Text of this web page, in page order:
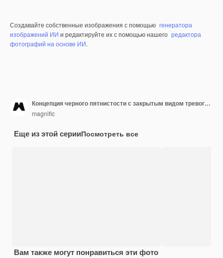
Создавайте собственные изображения с помощью генератора
изображений ИИ и редактируйте их с помощью нашего редактора
фотографий на основе ИИ.
Концепция черного пятнистости с закрытым видом тревоги в тележке
magnific
Еще из этой серииПосмотреть все
Вам также могут понравиться эти фото